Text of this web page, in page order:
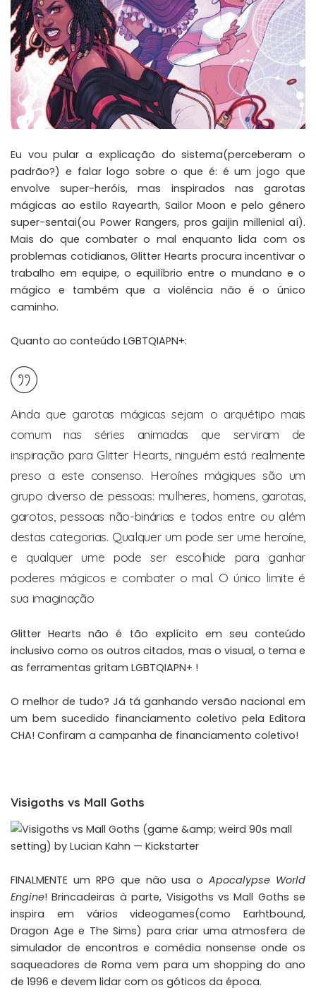
Eu vou pular a explicação do sistema(perceberam o
padrão?) e falar logo sobre o que é: é um jogo que
envolve super-heróis, mas inspirados nas garotas
mágicas ao estilo Rayearth, Sailor Moon e pelo gênero
super-sentai(ou Power Rangers, pros gaijin millenial aí).
Mais do que combater o mal enquanto lida com os
problemas cotidianos, Glitter Hearts procura incentivar o
trabalho em equipe, o equilíbrio entre o mundano e o
mágico e também que a violência não é o único
caminho.
Quanto ao conteúdo LGBTQIAPN+:
Ainda que garotas mágicas sejam o arquétipo mais
comum nas séries animadas que serviram de
inspiração para Glitter Hearts, ninguém está realmente
preso a este consenso. Heroínes mágiques são um
grupo diverso de pessoas: mulheres, homens, garotas,
garotos, pessoas não-binárias e todos entre ou além
destas categorias. Qualquer um pode ser ume heroíne,
e qualquer ume pode ser escolhide para ganhar
poderes mágicos e combater o mal. O único limite é
sua imaginação
Glitter Hearts não é tão explícito em seu conteúdo
inclusivo como os outros citados, mas o visual, o tema e
as ferramentas gritam LGBTQIAPN+ !
O melhor de tudo? Já tá ganhando versão nacional em
um bem sucedido financiamento coletivo pela Editora
CHA! Confiram a campanha de financiamento coletivo!
Visigoths vs Mall Goths
FINALMENTE um RPG que não usa oApocalypse World
Engine! Brincadeiras à parte, Visigoths vs Mall Goths se
inspira em vários videogames(como Earhtbound,
Dragon Age e The Sims) para criar uma atmosfera de
simulador de encontros e comédia nonsense onde os
saqueadores de Roma vem para um shopping do ano
de 1996 e devem lidar com os góticos da época.